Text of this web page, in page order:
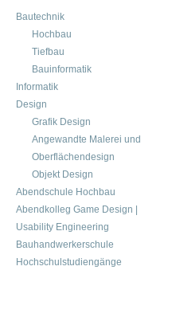
Bautechnik
Hochbau
Tiefbau
Bauinformatik
Informatik
Design
Grafik Design
Angewandte Malerei und
Oberflächendesign
Objekt Design
Abendschule Hochbau
Abendkolleg Game Design |
Usability Engineering
Bauhandwerkerschule
Hochschulstudiengänge